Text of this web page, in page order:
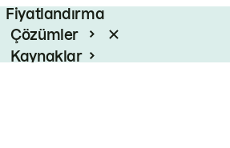
Fiyatlandırma
Çözümler
Kaynaklar